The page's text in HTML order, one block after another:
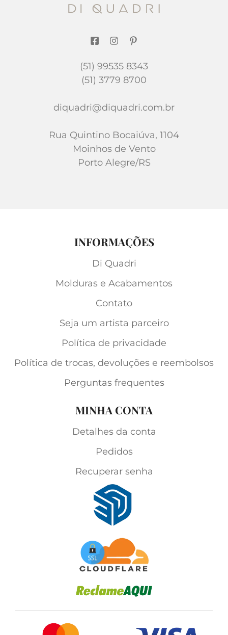
(51) 99535 8343
(51) 3779 8700
diquadri@diquadri.com.br
Rua Quintino Bocaiúva, 1104
Moinhos de Vento
Porto Alegre/RS
INFORMAÇÕES
Di Quadri
Molduras e Acabamentos
Contato
Seja um artista parceiro
Política de privacidade
Política de trocas, devoluções e reembolsos
Perguntas frequentes
MINHA CONTA
Detalhes da conta
Pedidos
Recuperar senha